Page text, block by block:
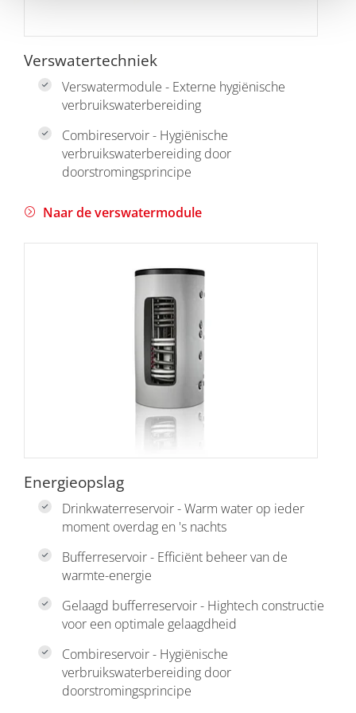
Verswatertechniek
Verswatermodule - Externe hygiënische
verbruikswaterbereiding
Combireservoir - Hygiënische
verbruikswaterbereiding door
doorstromingsprincipe
Naar de verswatermodule
Energieopslag
Drinkwaterreservoir - Warm water op ieder
moment overdag en 's nachts
Bufferreservoir - Efficiënt beheer van de
warmte-energie
Gelaagd bufferreservoir - Hightech constructie
voor een optimale gelaagdheid
Combireservoir - Hygiënische
verbruikswaterbereiding door
doorstromingsprincipe